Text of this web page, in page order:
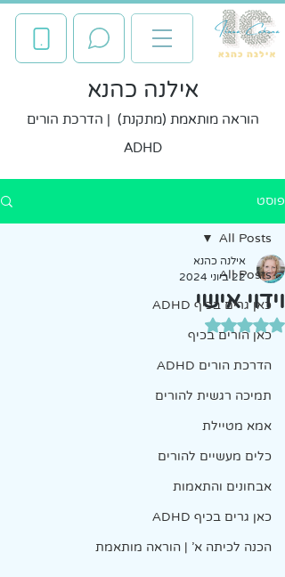
אילנה כהנא
הוראה מותאמת (מתקנת) | הדרכת הורים
ADHD
פוסט
All Posts
כאן גרים בכיף ADHD
כאן הורים בכיף
הדרכת הורים ADHD
תמיכה רגשית להורים
אמא מטיילת
כלים מעשיים להורים
אבחונים והתאמות
כאן גרים בכיף ADHD
הכנה לכיתה א' | הוראה מותאמת
All Posts
וידוי אישי
אילנה כהנא
22 ביוני 2024
דירוג של NaN מתוך 5 כוכבים